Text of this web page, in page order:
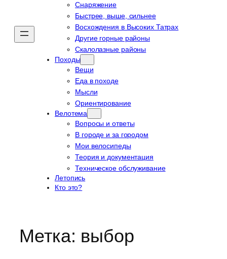
Снаряжение
Быстрее, выше, сильнее
Восхождения в Высоких Татрах
Другие горные районы
Скалолазные районы
Походы
Вещи
Еда в походе
Мысли
Ориентирование
Велотема
Вопросы и ответы
В городе и за городом
Мои велосипеды
Теория и документация
Техническое обслуживание
Летопись
Кто это?
Метка: выбор